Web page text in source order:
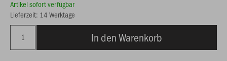
Artikel sofort verfügbar
Lieferzeit: 14 Werktage
In den Warenkorb